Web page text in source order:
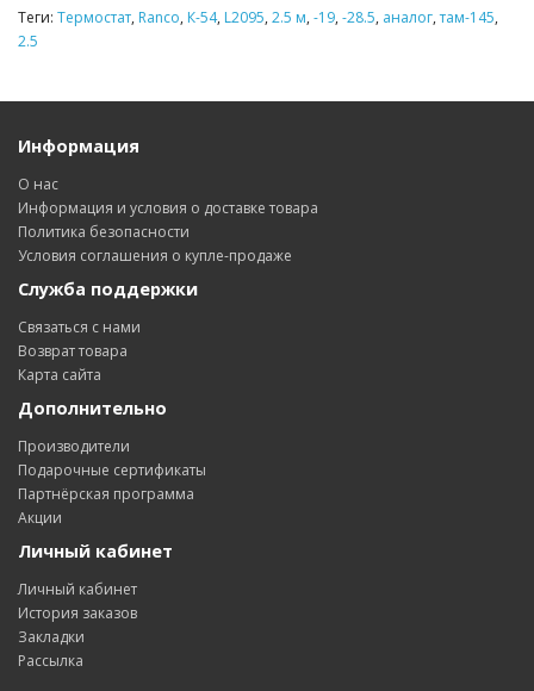
Теги: Термостат, Ranco, К-54, L2095, 2.5 м, -19, -28.5, аналог,там-145,
2.5
Информация
О нас
Информация и условия о доставке товара
Политика безопасности
Условия соглашения о купле-продаже
Служба поддержки
Связаться с нами
Возврат товара
Карта сайта
Дополнительно
Производители
Подарочные сертификаты
Партнёрская программа
Акции
Личный кабинет
Личный кабинет
История заказов
Закладки
Рассылка